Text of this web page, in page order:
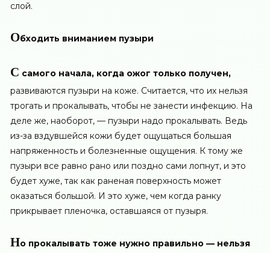
слой.
Обходить вниманием пузыри
С самого начала, когда ожог только получен,
развиваются пузыри на коже. Считается, что их нельзя
трогать и прокалывать, чтобы не занести инфекцию. На
деле же, наоборот, — пузыри надо прокалывать. Ведь
из-за вздувшейся кожи будет ощущаться большая
напряженность и болезненные ощущения. К тому же
пузыри все равно рано или поздно сами лопнут, и это
будет хуже, так как раненая поверхность может
оказаться большой. И это хуже, чем когда ранку
прикрывает пленочка, оставшаяся от пузыря.
Но прокалывать тоже нужно правильно — нельзя